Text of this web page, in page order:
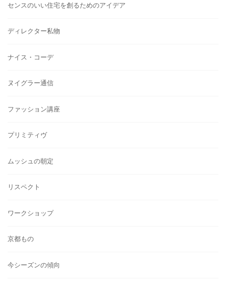
センスのいい住宅を創るためのアイデア
ディレクター私物
ナイス・コーデ
ヌイグラー通信
ファッション講座
プリミティヴ
ムッシュの朝定
リスペクト
ワークショップ
京都もの
今シーズンの傾向